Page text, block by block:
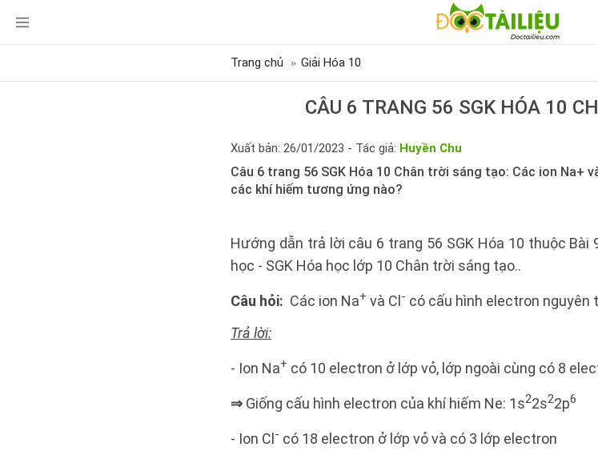
Trang chủ Giải Hóa 10
CÂU 6 TRANG 56 SGK HÓA 10
Xuất bản: 26/01/2023 - Tác giả: Huyền Chu
Câu 6 trang 56 SGK Hóa 10 Chân trời sáng tạo: Các ion Na+
các khí hiếm tương ứng nào?
Hướng dẫn trả lời câu 6 trang 56 SGK Hóa 10 thuộc Bài
học - SGK Hóa học lớp 10 Chân trời sáng tạo..
Câu hỏi: Các ion Na+ và Cl - có cấu hình electron
Trả lời:
- Ion Na+ có 10 electron ở lớp vỏ, lớp ngoài cùng có 8
⇒ Giống cấu hình electron của khí hiếm Ne: 1s22s22p6
- Ion Cl - có 18 electron ở lớp vỏ và có 3 lớp electron